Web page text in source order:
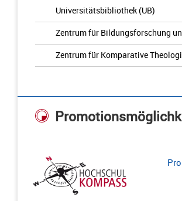
Universitätsbibliothek (UB)
Zentrum für Bildungsforschung
Zentrum für Komparative